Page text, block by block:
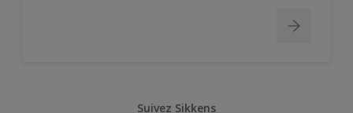
Suivez Sikkens